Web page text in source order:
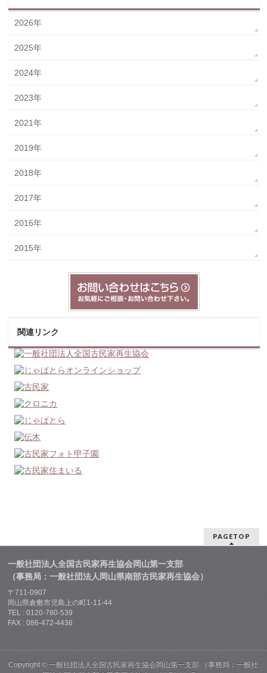
2026年
2025年
2024年
2023年
2021年
2019年
2018年
2017年
2016年
2015年
関連リンク
PAGETOP
一般社団法人全国古民家再生協会岡山第一支部
（事務局：一般社団法人岡山県南部古民家再生協会）
〒711-0907
岡山県倉敷市児島上の町1-11-44
TEL : 0120-780-539
FAX : 086-472-4436
Copyright ©一般社団法人全国古民家再生協会岡山第一支部 （事務局：一般社